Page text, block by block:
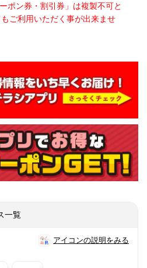
ポン券・割引券」は複製不可と
ご利用いただく事が出来ませ
一覧
アイコンの説明をみる